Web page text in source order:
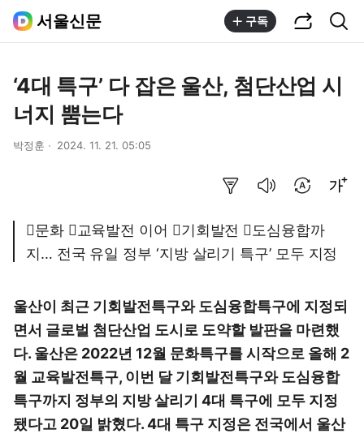
서울신문 구독
‘4대 특구’ 다 잡은 울산, 첨단산업 시
너지 뿜는다
박정훈 2024. 11. 21. 05:05
문화 교육발전 이어 기회발전 도심융합까
지… 전국 유일 정부 ‘지방 살리기 특구’ 모두 지정
울산이 최근 기회발전특구와 도심융합특구에 지정되
면서 글로벌 첨단산업 도시로 도약할 발판을 마련했
다. 울산은 2022년 12월 문화특구를 시작으로 올해 2
월 교육발전특구, 이번 달 기회발전특구와 도심융합
특구까지 정부의 지방 살리기 4대 특구에 모두 지정
됐다고 20일 밝혔다. 4대 특구 지정은 전국에서 울산